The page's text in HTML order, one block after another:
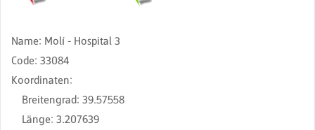
Name: Molí - Hospital 3
Code: 33084
Koordinaten:
Breitengrad: 39.57558
Länge: 3.207639